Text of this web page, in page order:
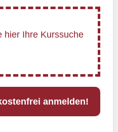
anmelden!